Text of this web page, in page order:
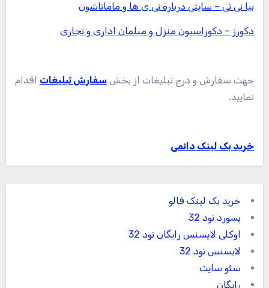
بیا نی نی – سایتی درباره نی ی ها و ماماناشون
دکورز – دکوراسیون منزل و مبلمان اداری و تجاری
جهت سفارش و درج تبلیغات از بخش سفارش تبلیغات اقدام
نمایید.
خرید بک لینک دائمی
خرید بک لینک فالو
پسورد نود 32
اوکلی لایسنس رایگان نود 32
لایسنس نود 32
سئو سایت
رایگان